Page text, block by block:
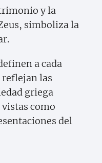
y la
simboliza la
a cada
las
griega
como
del